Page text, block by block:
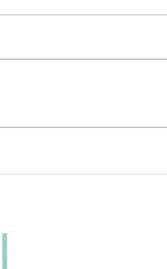
Γιατί οι